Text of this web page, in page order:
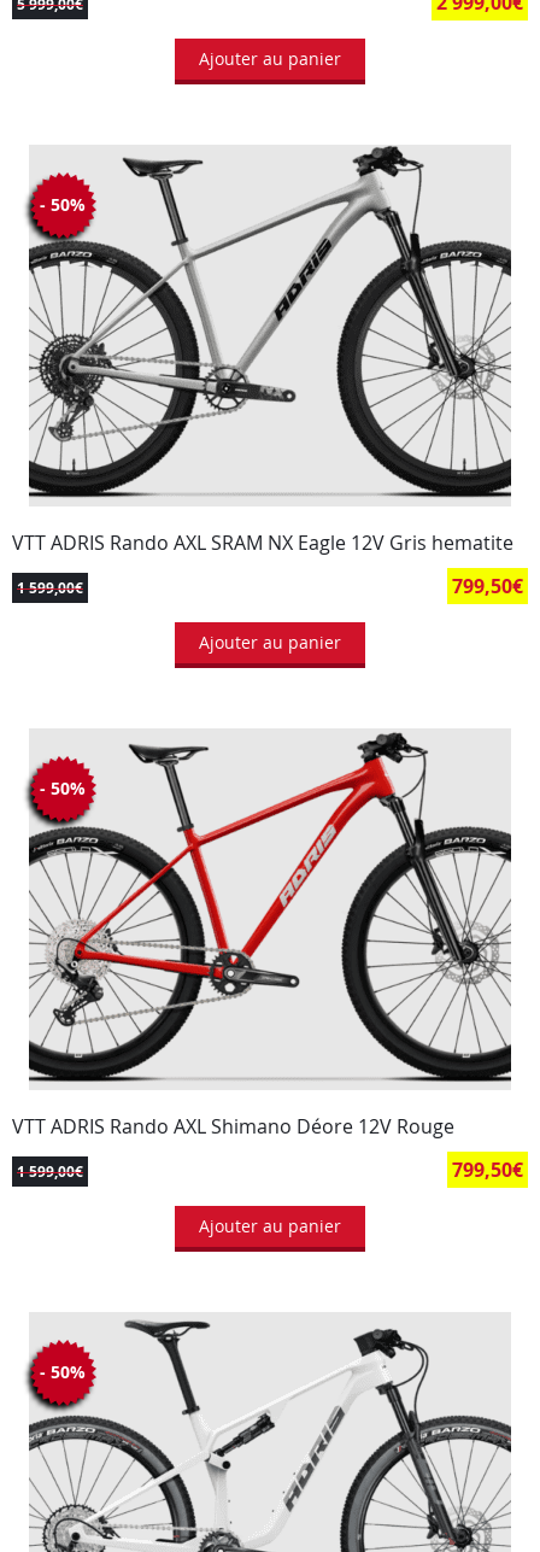
5 999,00€
Ajouter au panier
VTT ADRIS Rando AXL SRAM NX Eagle 12V Gris hematite
1 599,00€ 799,50€
- 50%
Ajouter au panier
VTT ADRIS Rando AXL Shimano Déore 12V Rouge
1 599,00€ 799,50€
- 50%
Ajouter au panier
- 50%